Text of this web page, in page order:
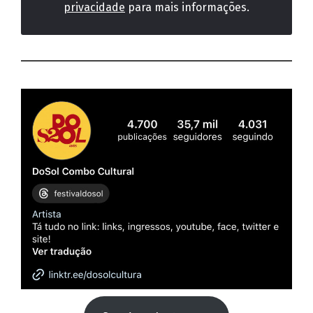
privacidade para mais informações.